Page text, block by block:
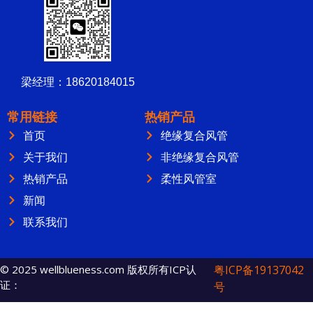
梁经理：18620184015
常用链接
首页
关于我们
热销产品
新闻
联系我们
热销产品
绝缘复合风管
非绝缘复合风管
柔性风管室
© 2025 wellblueness.com 版权所有ICP认
证：
粤ICP备19137042
号